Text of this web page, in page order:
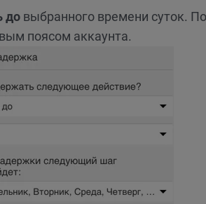
до выбранного времени суток.
поясом аккаунта.